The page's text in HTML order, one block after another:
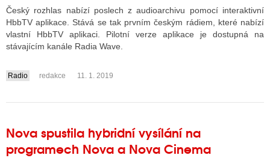
Český rozhlas nabízí poslech z audioarchivu pomocí interaktivní
HbbTV aplikace. Stává se tak prvním českým rádiem, které nabízí
vlastní HbbTV aplikaci. Pilotní verze aplikace je dostupná na
stávajícím kanále Radia Wave.
....
Radio redakce 11. 1. 2019
Nova spustila hybridní vysílání na
programech Nova a Nova Cinema